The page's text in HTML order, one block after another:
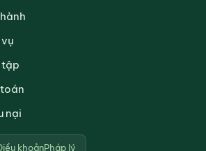
tập
nại
khoảnPháp lý